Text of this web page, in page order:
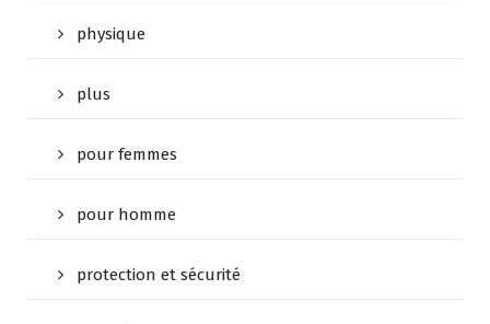
physique
plus
pour femmes
pour homme
protection et sécurité